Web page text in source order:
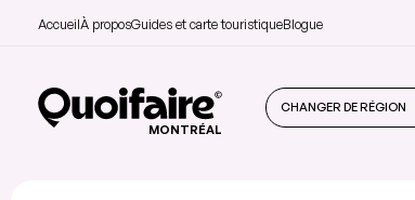
AccueilÀ proposGuides et carte touristiqueBlogue
MONTRÉAL
CHANGER DE RÉGION